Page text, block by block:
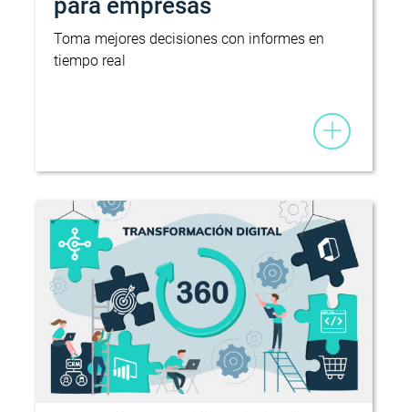
Toma mejores decisiones con informes en
tiempo real